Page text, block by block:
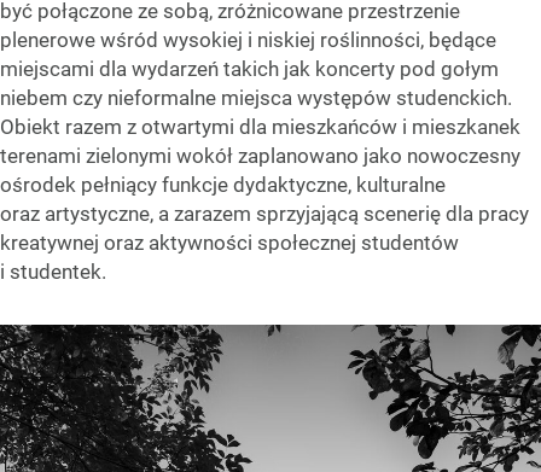
być połączone ze sobą, zróżnicowane przestrzenie
plenerowe wśród wysokiej i niskiej roślinności, będące
miejscami dla wydarzeń takich jak koncerty pod gołym
niebem czy nieformalne miejsca występów studenckich.
Obiekt razem z otwartymi dla mieszkańców i mieszkanek
terenami zielonymi wokół zaplanowano jako nowoczesny
ośrodek pełniący funkcje dydaktyczne, kulturalne
oraz artystyczne, a zarazem sprzyjającą scenerię dla pracy
kreatywnej oraz aktywności społecznej studentów
i studentek.